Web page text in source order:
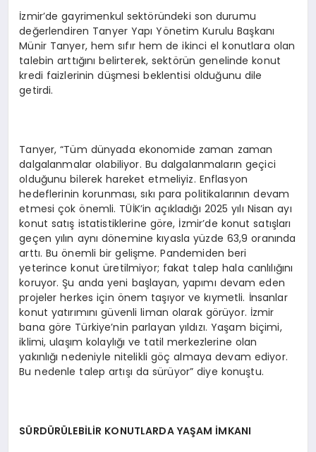
İzmir’de gayrimenkul sektöründeki son durumu
değerlendiren Tanyer Yapı Yönetim Kurulu Başkanı
Münir Tanyer, hem sıfır hem de ikinci el konutlara olan
talebin arttığını belirterek, sektörün genelinde konut
kredi faizlerinin düşmesi beklentisi olduğunu dile
getirdi.
Tanyer, “Tüm dünyada ekonomide zaman zaman
dalgalanmalar olabiliyor. Bu dalgalanmaların geçici
olduğunu bilerek hareket etmeliyiz. Enflasyon
hedeflerinin korunması, sıkı para politikalarının devam
etmesi çok önemli. TÜİK’in açıkladığı 2025 yılı Nisan ayı
konut satış istatistiklerine göre, İzmir’de konut satışları
geçen yılın aynı dönemine kıyasla yüzde 63,9 oranında
arttı. Bu önemli bir gelişme. Pandemiden beri
yeterince konut üretilmiyor; fakat talep hala canlılığını
koruyor. Şu anda yeni başlayan, yapımı devam eden
projeler herkes için önem taşıyor ve kıymetli. İnsanlar
konut yatırımını güvenli liman olarak görüyor. İzmir
bana göre Türkiye’nin parlayan yıldızı. Yaşam biçimi,
iklimi, ulaşım kolaylığı ve tatil merkezlerine olan
yakınlığı nedeniyle nitelikli göç almaya devam ediyor.
Bu nedenle talep artışı da sürüyor” diye konuştu.
SÜRDÜRÜLEBİLİR KONUTLARDA YAŞAM İMKANI